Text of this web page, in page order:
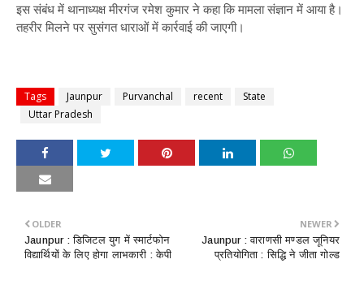
इस संबंध में थानाध्यक्ष मीरगंज रमेश कुमार ने कहा कि मामला संज्ञान में आया है।
तहरीर मिलने पर सुसंगत धाराओं में कार्रवाई की जाएगी।
Tags Jaunpur Purvanchal recent
State
Uttar Pradesh
NEWER
Jaunpur : ​वाराणसी मण्डल जूनियर
प्रतियोगिता : सिद्धि ने जीता गोल्ड
OLDER
Jaunpur : ​डिजिटल युग में स्मार्टफोन
विद्यार्थियों के लिए होगा लाभकारी : केपी